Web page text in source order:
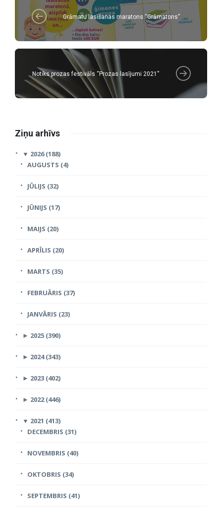
Grāmatu lasīšanas maratons “Grāmatons”
Notiks prozas festivāls “Prozas lasījumi 2021”
Ziņu arhīvs
▼ 2026 (188)
AUGUSTS (4)
JŪLIJS (32)
JŪNIJS (17)
MAIJS (20)
APRĪLIS (20)
MARTS (35)
FEBRUĀRIS (37)
JANVĀRIS (23)
► 2025 (390)
► 2024 (343)
► 2023 (402)
► 2022 (446)
▼ 2021 (413)
DECEMBRIS (31)
NOVEMBRIS (40)
OKTOBRIS (34)
SEPTEMBRIS (41)